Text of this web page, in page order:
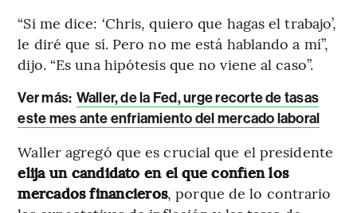
“Si me dice: ‘Chris, quiero que hagas el trabajo’,
le diré que sí. Pero no me está hablando a mí”,
dijo. “Es una hipótesis que no viene al caso”.
Ver más: Waller, de la Fed, urge recorte de tasas
este mes ante enfriamiento del mercado laboral
Waller agregó que es crucial que el presidente
elija un candidato en el que confíen los
mercados financieros, porque de lo contrario